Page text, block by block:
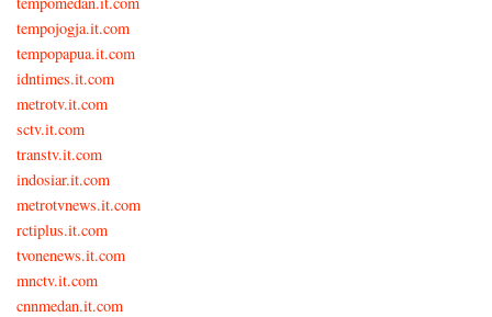
tempojogja.it.com
tempopapua.it.com
idntimes.it.com
metrotv.it.com
sctv.it.com
transtv.it.com
indosiar.it.com
metrotvnews.it.com
rctiplus.it.com
tvonenews.it.com
mnctv.it.com
cnnmedan.it.com